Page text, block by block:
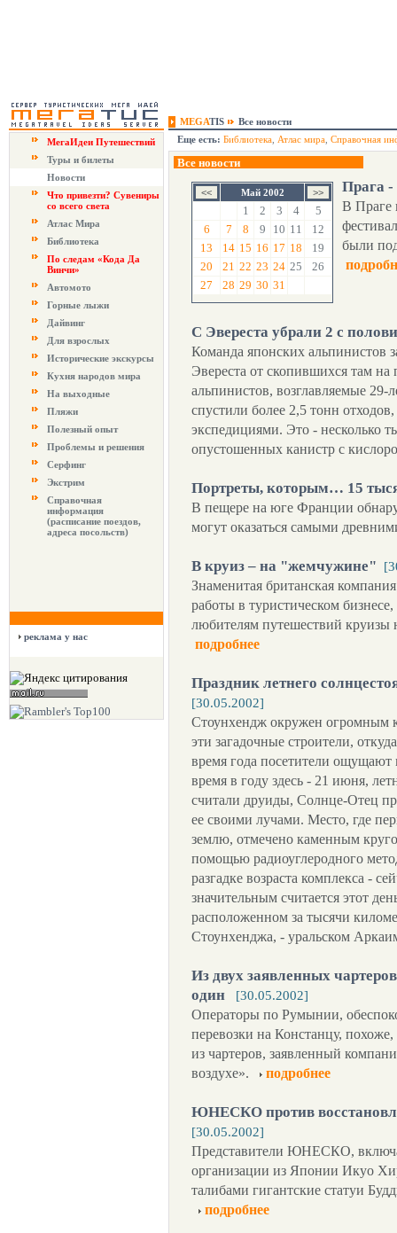
MEGATIS
Все новости
МегаИдеи Путешествий
Туры и билеты
Новости
Что привезти? Сувениры
со всего света
Атлас Мира
Библиотека
По следам «Кода Да
Винчи»
Автомото
Горные лыжи
Дайвинг
Для взрослых
Исторические экскурсы
Кухня народов мира
На выходные
Пляжи
Полезный опыт
Проблемы и решения
Серфинг
Экстрим
Справочная
информация
(расписание поездов,
адреса посольств)
реклама у нас
Еще есть: Библиотека Атлас мира Справочная
Все новости
Май 2002
1 2 3 4
5
6
7 8 9 10 11
12
13
14 15 16 17 18
19
20
21 22 23 24 25
26
27
28 29 30 31
Прага -
В Праге
были
С Эвереста убрали 2 с
Команда японских альпинистов
Эвереста от скопившихся там
альпинистов, возглавляемые
спустили более 2,5 тонн
экспедициями. Это - несколько
опустошенных канистр с
Портреты, которым… 15
В пещере на юге Франции
могут оказаться самыми
В круиз – на "жемчужине"
Знаменитая британская
работы в туристическом
любителям путешествий
подробнее
Праздник летнего
[30.05.2002]
Стоунхендж окружен огромным
эти загадочные строители,
время года посетители ощущают
время в году здесь - 21 июня,
считали друиды, Солнце-Отец
ее своими лучами. Место, где
землю, отмечено каменным
помощью радиоуглеродного
разгадке возраста комплекса -
значительным считается этот
расположенном за тысячи
Стоунхенджа, - уральском
Из двух заявленных
один
[30.05.2002]
Операторы по Румынии,
перевозки на Констанцу,
из чартеров, заявленный
воздухе».
подробнее
ЮНЕСКО против
[30.05.2002]
Представители ЮНЕСКО,
организации из Японии Икуо
талибами гигантские статуи
подробнее